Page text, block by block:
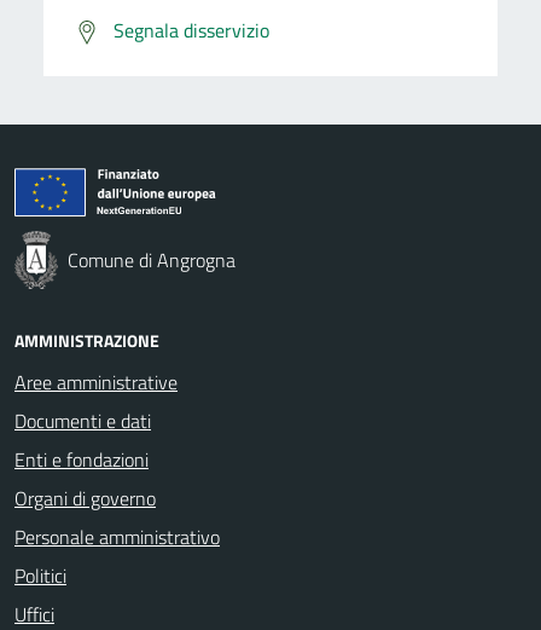
Segnala disservizio
Comune di Angrogna
AMMINISTRAZIONE
Aree amministrative
Documenti e dati
Enti e fondazioni
Organi di governo
Personale amministrativo
Politici
Uffici